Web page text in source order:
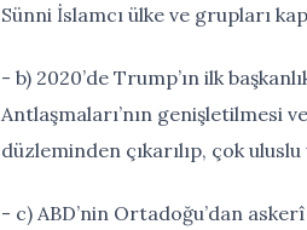
Sünni İslamcı ülke ve grupları
- b) 2020’de Trump’ın ilk
Antlaşmaları’nın genişletilmesi
düzleminden çıkarılıp, çok
- c) ABD’nin Ortadoğu’dan